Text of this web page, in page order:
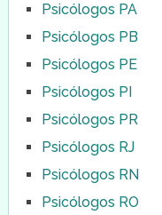
Psicólogos PA
Psicólogos PB
Psicólogos PE
Psicólogos PI
Psicólogos PR
Psicólogos RJ
Psicólogos RN
Psicólogos RO